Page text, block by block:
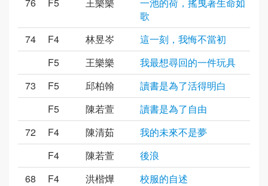
歌
74
F4 林昱岑
這一刻，我悔不當初
F5
王樂樂
我最想尋回的一件玩具
73
F5 邱柏翰
讀書是為了活得明白
F5
陳若萱
讀書是為了自由
72
F4 陳清茹
我的未來不是夢
F4
陳若萱
後浪
68
F4 洪楷燁
校服的自述